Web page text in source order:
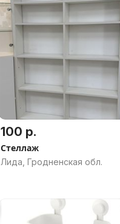
100 р.
Стеллаж
Лида, Гродненская обл.